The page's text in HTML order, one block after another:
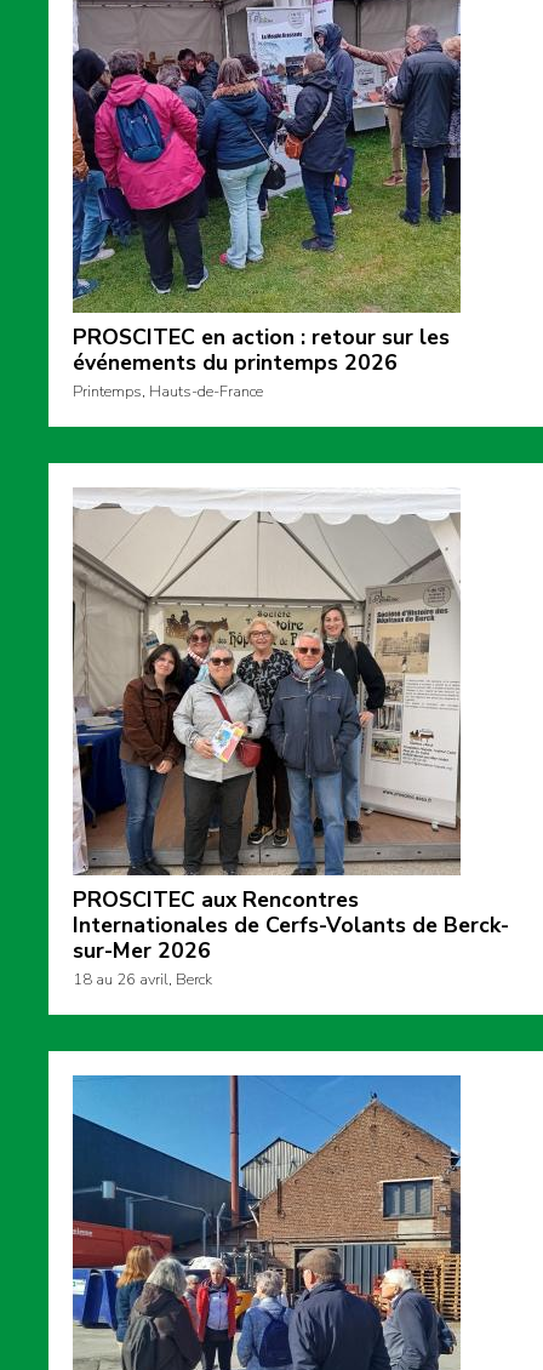
PROSCITEC en action : retour sur les
événements du printemps 2026
Printemps, Hauts-de-France
PROSCITEC aux Rencontres
Internationales de Cerfs-Volants de Berck-
sur-Mer 2026
18 au 26 avril, Berck